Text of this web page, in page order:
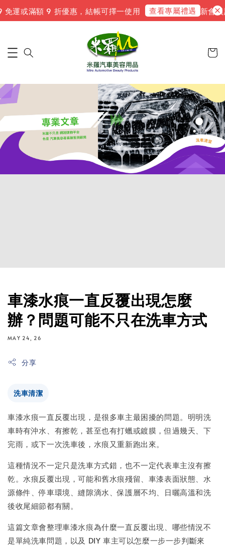
滿額 9 折優惠，結帳可擇一使用 查看專屬禮遇 新會員註冊
車漆水痕一直反覆出現怎麼
辦？問題可能不只在洗車方式
MAY 24, 26
分享
洗車清潔
車漆水痕一直反覆出現，是很多車主最困擾的問題。明明洗
車時有沖水、有擦乾，甚至也有打蠟或鍍膜，但過幾天、下
完雨，或下一次洗車後，水痕又重新跑出來。
這種情況不一定只是洗車方式錯，也不一定代表車主沒有擦
乾。水痕反覆出現，可能和舊水痕殘留、車漆表面狀態、水
源條件、停車環境、縫隙滴水、保護層不均、日曬高溫和洗
後收尾細節都有關。
這篇文章會整理車漆水痕為什麼一直反覆出現、哪些情況不
是單純洗車問題，以及 DIY 車主可以怎麼一步一步判斷來